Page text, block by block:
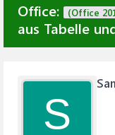
Office: (Office
aus Tabelle
S